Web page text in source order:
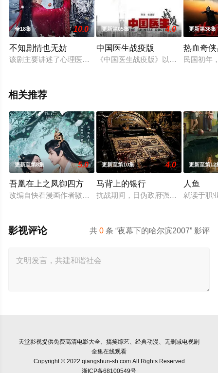
全18集 10.0
不知剧情也无妨
该剧主要讲述了心理医生宋景丞与“幻想症”病人张一梦在治疗
更新第05集 4.0
中国医生战疫版
《中国医生战疫版》以时间线为推
更新第36集
热血奇
民国初年
相关推荐
更新至第8集 5.0
吾凰在上之凤御四方
改编自快看漫画作者嗷小泽的独家连载漫画《吾凰在上》。 现
更新至第10集 4.0
马背上的银行
抗战期间，日伪政府强行推广、使用
更新至第12
人鱼
就读于职
共0 条 “夜幕下的哈尔滨2007” 影评
影视评论
天堂影视提供免费高清电影大全、搞笑综艺、经典动漫、无删减电视剧
全集在线观看
Copyright © 2022 qiangshun-sh.com All Rights Reserved
浙ICP备68100549号